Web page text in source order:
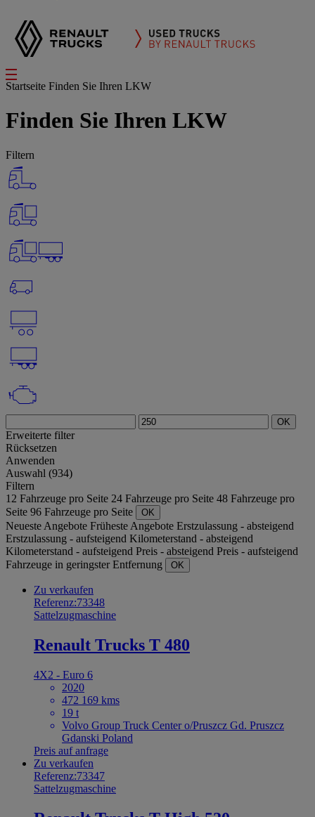
Startseite Finden Sie Ihren LKW
Finden Sie Ihren LKW
Filtern
OK
Erweiterte filter
Rücksetzen
Anwenden
Auswahl (934)
Filtern
12 Fahrzeuge pro Seite 24 Fahrzeuge pro Seite 48 Fahrzeuge pro
Seite 96 Fahrzeuge pro Seite OK
Neueste Angebote Früheste Angebote Erstzulassung - absteigend
Erstzulassung - aufsteigend Kilometerstand - absteigend
Kilometerstand - aufsteigend Preis - absteigend Preis - aufsteigend
Fahrzeuge in geringster Entfernung
OK
Zu verkaufen
Referenz:73348
Sattelzugmaschine
Renault Trucks T 480
4X2 - Euro 6
2020
472 169 kms
19 t
Volvo Group Truck Center o/Pruszcz Gd. Pruszcz
Gdanski Poland
Preis auf anfrage
Zu verkaufen
Referenz:73347
Sattelzugmaschine